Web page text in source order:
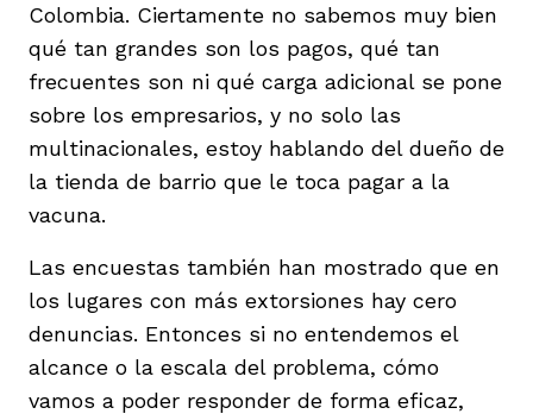
Colombia. Ciertamente no sabemos muy bien
qué tan grandes son los pagos, qué tan
frecuentes son ni qué carga adicional se pone
sobre los empresarios, y no solo las
multinacionales, estoy hablando del dueño de
la tienda de barrio que le toca pagar a la
vacuna.
Las encuestas también han mostrado que en
los lugares con más extorsiones hay cero
denuncias. Entonces si no entendemos el
alcance o la escala del problema, cómo
vamos a poder responder de forma eficaz,